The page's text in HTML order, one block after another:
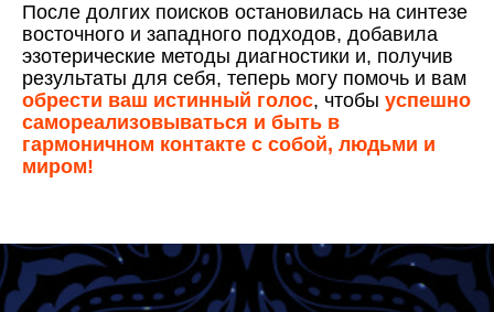
После долгих поисков остановилась на синтезе
восточного и западного подходов, добавила
эзотерические методы диагностики и, получив
результаты для себя, теперь могу помочь и вам
обрести ваш истинный голос, чтобы успешно
самореализовываться и быть в
гармоничном контакте с собой, людьми и
миром!